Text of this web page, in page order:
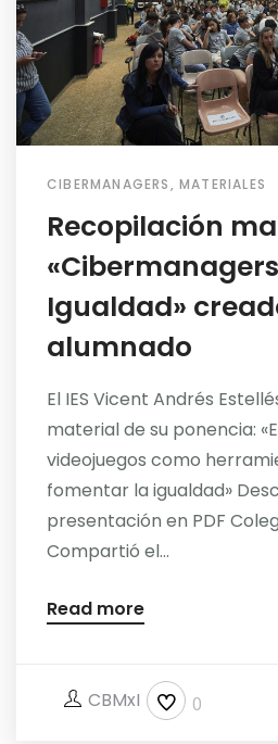
CIBERMANAGERS,MATERIALES
Recopilación
Igualdad»
alumnado
El IES Vicent Andrés
material de su ponencia:
videojuegos como
fomentar la igualdad»
presentación en PDF
Compartió el...
Read more
CBMxI 0